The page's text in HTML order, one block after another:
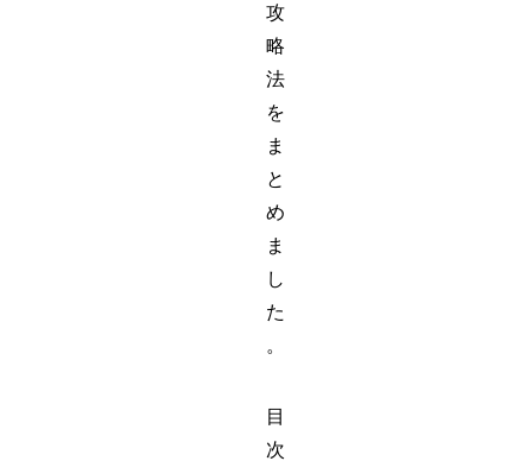
攻
略
法
を
ま
と
め
ま
し
た
。
目
次